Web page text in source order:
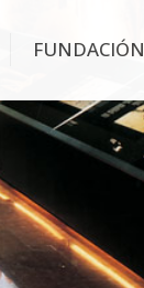
FUNDACIÓN